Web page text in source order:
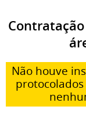
Não houve